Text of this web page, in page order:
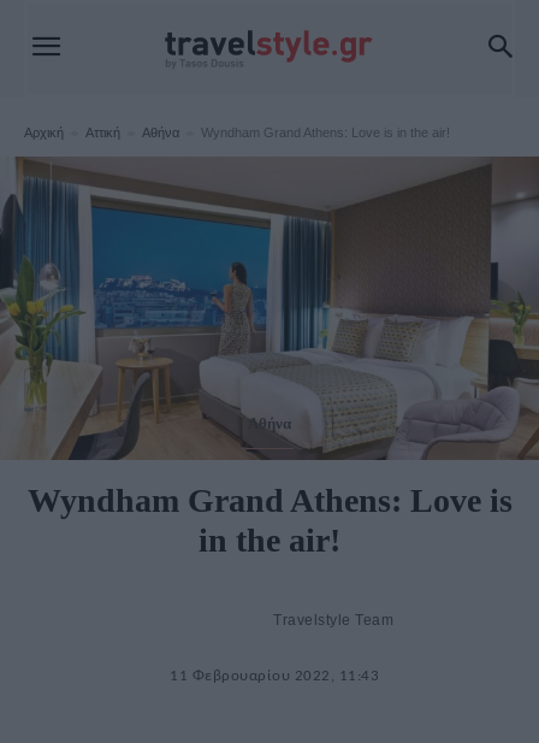
Αρχική Αττική Αθήνα Wyndham Grand Athens: Love is in the air!
Αθήνα
Wyndham Grand Athens: Love is
in the air!
Travelstyle Team
11 Φεβρουαρίου 2022, 11:43